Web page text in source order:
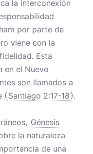
la interconexión
por parte de
viene con la
Esta
en el Nuevo
son llamados a
( Santiago 2:17-18 ).
Génesis
la naturaleza
de una